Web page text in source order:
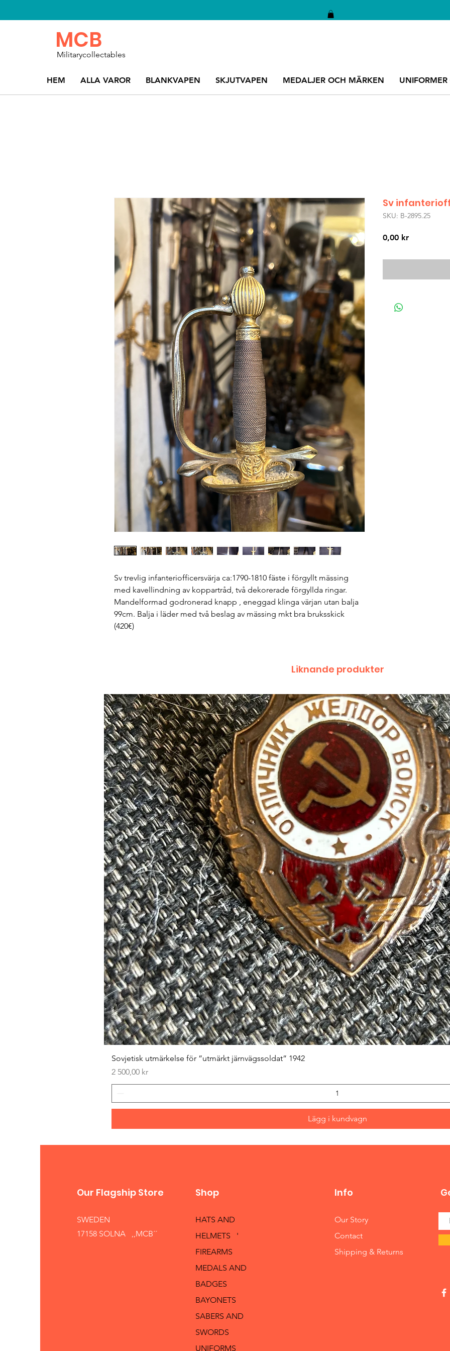
HEM ALLA VAROR BLANKVAPEN SKJUTVAPEN MEDALJER OCH MÄRKEN
MCB
Militarycollectables
Sv trevlig infanteriofficersvärja ca:1790-1810 fäste i förgyllt mässing
med kavellindning av koppartråd, två dekorerade förgyllda ringar.
Mandelformad godronerad knapp , eneggad klinga värjan utan balja
99cm. Balja i läder med två beslag av mässing mkt bra bruksskick
(420€)
Sv
SKU: B-2895.25
0,00 krPris
Liknande produkter
Sovjetisk utmärkelse för ”utmärkt järnvägssoldat” 1942
Pris
2 500,00 kr
Lägg i kundvagn
Our Flagship Store
SWEDEN
17158 SOLNA ,,MCB´´
Shop
HATS AND
HELMETS '
FIREARMS
MEDALS AND
BADGES
BAYONETS
SABERS AND
SWORDS
UNIFORMS
Info
Our Story
Contact
Shipping & Returns